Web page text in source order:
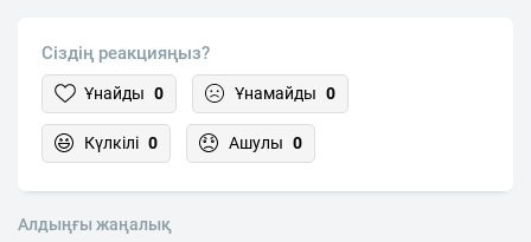
Сіздің реакцияңыз?
Ұнайды 0 Ұнамайды 0
Күлкілі 0 Ашулы 0
Алдыңғы жаңалық